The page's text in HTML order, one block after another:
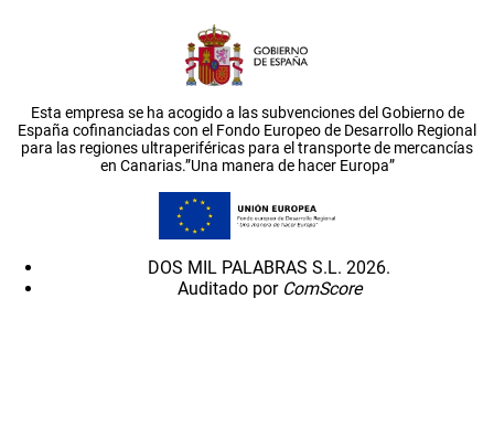
Esta empresa se ha acogido a las subvenciones del Gobierno de
España cofinanciadas con el Fondo Europeo de Desarrollo Regional
para las regiones ultraperiféricas para el transporte de mercancías
en Canarias.”Una manera de hacer Europa”
DOS MIL PALABRAS S.L. 2026.
Auditado por ComScore